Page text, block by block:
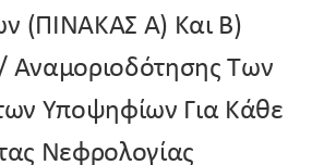
(ΠΙΝΑΚΑΣ Α) Και Β)
Αναμοριοδότησης Των
Υποψηφίων Για Κάθε
Νεφρολογίας